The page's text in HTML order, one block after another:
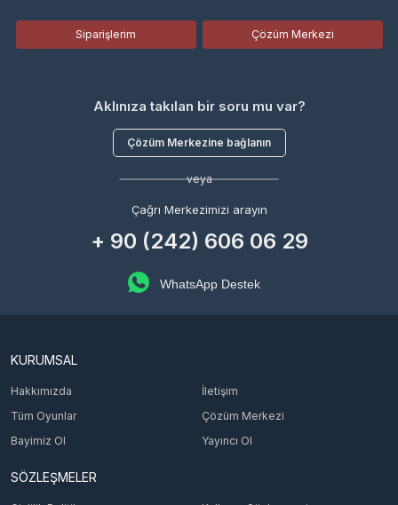
Siparişlerim Çözüm Merkezi
Aklınıza takılan bir soru mu var?
Çözüm Merkezine bağlanın
veya
Çağrı Merkezimizi arayın
+ 90 (242) 606 06 29
WhatsApp Destek
KURUMSAL
Hakkımızda
İletişim
Tüm Oyunlar
Çözüm Merkezi
Bayimiz Ol
Yayıncı Ol
SÖZLEŞMELER